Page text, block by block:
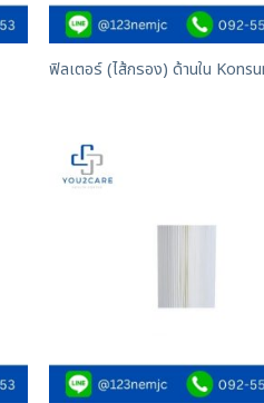
ฟิลเตอร์ (ไส้กรอง) ด้านใน